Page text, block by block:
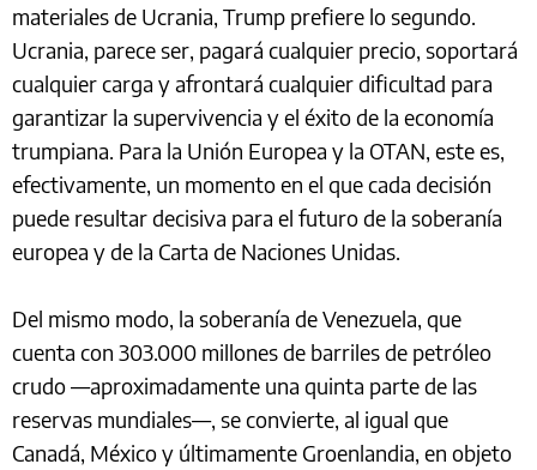
materiales de Ucrania, Trump prefiere lo segundo.
Ucrania, parece ser, pagará cualquier precio, soportará
cualquier carga y afrontará cualquier dificultad para
garantizar la supervivencia y el éxito de la economía
trumpiana. Para la Unión Europea y la OTAN, este es,
efectivamente, un momento en el que cada decisión
puede resultar decisiva para el futuro de la soberanía
europea y de la Carta de Naciones Unidas.
Del mismo modo, la soberanía de Venezuela, que
cuenta con 303.000 millones de barriles de petróleo
crudo —aproximadamente una quinta parte de las
reservas mundiales—, se convierte, al igual que
Canadá, México y últimamente Groenlandia, en objeto